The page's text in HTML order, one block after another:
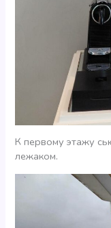
К первому этажу
лежаком.